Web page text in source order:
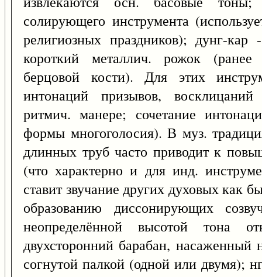
солирующего инструмента
религиозных праздников); дунг-
короткий металлич. рожок (ранее
берцовой кости). Для этих
интонаций призывов,
ритмич. манере; сочетание
формы многоголосия). В муз.
длинных труб часто приводит к
(что характерно и для инд.
ставит звучание других духовых как
образованию диссонирующих
неопределённой высотой тона
двухсторонний барабан, насаженный
согнутой палкой (одной или двумя);